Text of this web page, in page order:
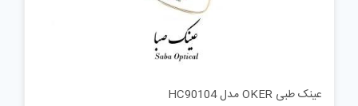
عینک طبی OKER مدل HC90104